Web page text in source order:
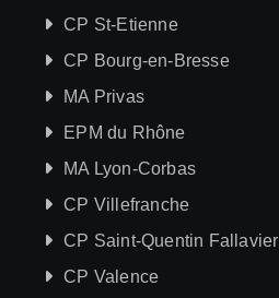
CP St-Etienne
CP Bourg-en-Bresse
MA Privas
EPM du Rhône
MA Lyon-Corbas
CP Villefranche
CP Saint-Quentin Fallavier
CP Valence